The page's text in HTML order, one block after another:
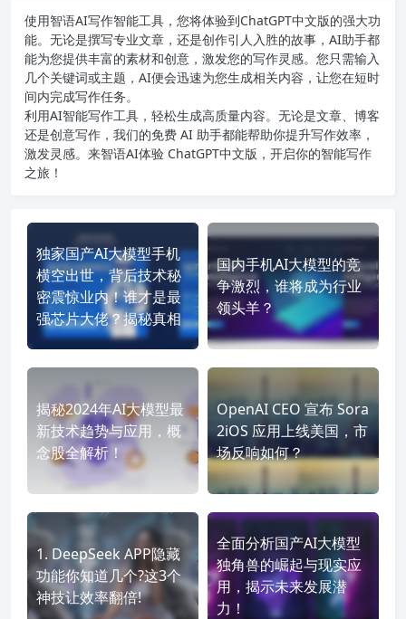
使用智语AI写作智能工具，您将体验到ChatGPT中文版的强大功
能。无论是撰写专业文章，还是创作引人入胜的故事，AI助手都
能为您提供丰富的素材和创意，激发您的写作灵感。您只需输入
几个关键词或主题，AI便会迅速为您生成相关内容，让您在短时
间内完成写作任务。
利用AI智能写作工具，轻松生成高质量内容。无论是文章、博客
还是创意写作，我们的免费 AI 助手都能帮助你提升写作效率，
激发灵感。来智语AI体验 ChatGPT中文版 ，开启你的智能写作
之旅！
独家国产AI大模型手机
横空出世，背后技术秘
密震惊业内！谁才是最
强芯片大佬？揭秘真相
国内手机AI大模型的竞
争激烈，谁将成为行业
领头羊？
揭秘2024年AI大模型最
新技术趋势与应用，概
念股全解析！
OpenAI CEO 宣布 Sora
2iOS 应用上线美国，市
场反响如何？
1. DeepSeek APP隐藏
功能你知道几个?这3个
神技让效率翻倍!
全面分析国产AI大模型
独角兽的崛起与现实应
用，揭示未来发展潜
力！